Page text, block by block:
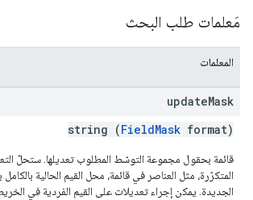
مَعلمات طلب البحث
المعلمات
updateMask
string (FieldMask format)
قائمة بحقول مجموعة التوسّط المطلوب تعديلها. ستحلّ
المتكرّرة، مثل العناصر في قائمة، محل القيم الحالية بالكامل
الجديدة. يمكن إجراء تعديلات على القيم الفردية في